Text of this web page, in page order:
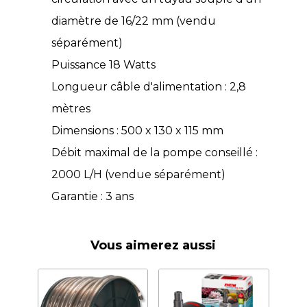
diamètre de 16/22 mm (vendu
séparément)
Puissance 18 Watts
Longueur câble d'alimentation : 2,8
mètres
Dimensions : 500 x 130 x 115 mm
Débit maximal de la pompe conseillé :
2000 L/H (vendue séparément)
Garantie : 3 ans
Vous aimerez aussi